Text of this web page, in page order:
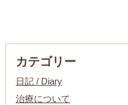
カテゴリー
日記 / Diary
治療について